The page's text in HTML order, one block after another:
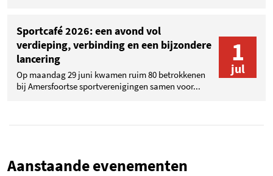
Sportcafé 2026: een avond vol
verdieping, verbinding en een bijzondere
lancering
Op maandag 29 juni kwamen ruim 80 betrokkenen
bij Amersfoortse sportverenigingen samen voor...
1
jul
Aanstaande evenementen